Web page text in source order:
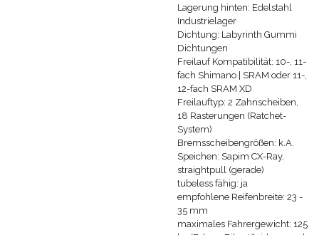
Lagerung hinten: Edelstahl
Industrielager
Dichtung: Labyrinth Gummi
Dichtungen
Freilauf Kompatibilität: 10-, 11-
fach Shimano | SRAM oder 11-,
12-fach SRAM XD
Freilauftyp: 2 Zahnscheiben,
18 Rasterungen (Ratchet-
System)
Bremsscheibengrößen: k.A.
Speichen: Sapim CX-Ray,
straightpull (gerade)
tubeless fähig: ja
empfohlene Reifenbreite: 23 -
35 mm
maximales Fahrergewicht: 125